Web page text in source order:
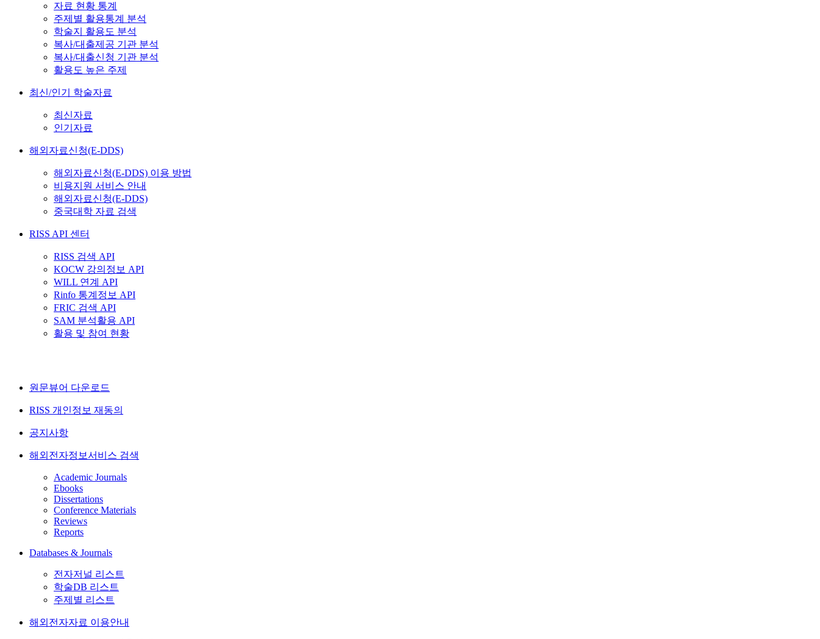
자료 현황 통계
주제별 활용통계 분석
학술지 활용도 분석
복사/대출제공 기관 분석
복사/대출신청 기관 분석
활용도 높은 주제
최신/인기 학술자료
최신자료
인기자료
해외자료신청(E-DDS)
해외자료신청(E-DDS) 이용 방법
비용지원 서비스 안내
해외자료신청(E-DDS)
중국대학 자료 검색
RISS API 센터
RISS 검색 API
KOCW 강의정보 API
WILL 연계 API
Rinfo 통계정보 API
FRIC 검색 API
SAM 분석활용 API
활용 및 참여 현황
원문뷰어 다운로드
RISS 개인정보 재동의
공지사항
해외전자정보서비스 검색
Academic Journals
Ebooks
Dissertations
Conference Materials
Reviews
Reports
Databases & Journals
전자저널 리스트
학술DB 리스트
주제별 리스트
해외전자자료 이용안내